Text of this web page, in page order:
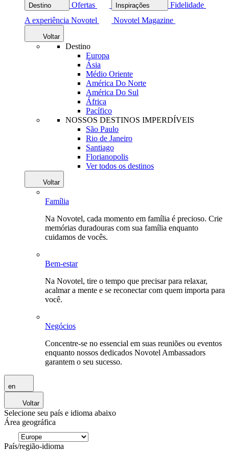
Destino Ofertas Inspirações
Fidelidade
A experiência Novotel
Novotel Magazine
Voltar
Destino
Europa
Ásia
Médio Oriente
América Do Norte
América Do Sul
África
Pacífico
NOSSOS DESTINOS IMPERDÍVEIS
São Paulo
Rio de Janeiro
Santiago
Florianopolis
Ver todos os destinos
Voltar
Família
Na Novotel, cada momento em família é precioso. Crie
memórias duradouras com sua família enquanto
cuidamos de vocês.
Bem-estar
Na Novotel, tire o tempo que precisar para relaxar,
acalmar a mente e se reconectar com quem importa para
você.
Negócios
Concentre-se no essencial em suas reuniões ou eventos
enquanto nossos dedicados Novotel Ambassadors
garantem o seu sucesso.
en
Voltar
Selecione seu país e idioma abaixo
Área geográfica
País/região-idioma